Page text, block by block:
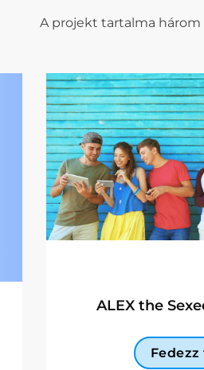
A projekt tartalma
Írott tartalom
Multimédia
Chatbot
ALEX the
Fedezz